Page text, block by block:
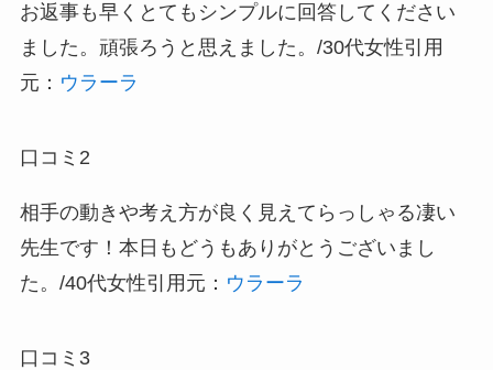
お返事も早くとてもシンプルに回答してください
ました。頑張ろうと思えました。/30代女性引用
元： ウラーラ
口コミ2
相手の動きや考え方が良く見えてらっしゃる凄い
先生です！本日もどうもありがとうございまし
た。/40代女性引用元： ウラーラ
口コミ3